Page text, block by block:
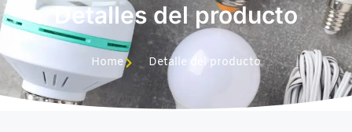
Detalles del producto
Home Detalle del producto